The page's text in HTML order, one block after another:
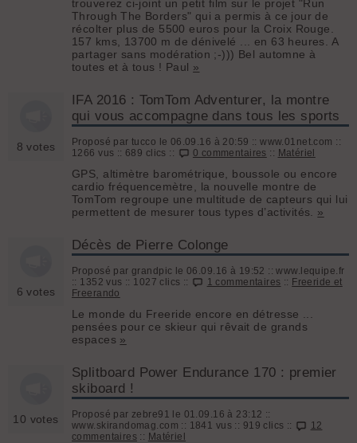
trouverez ci-joint un petit film sur le projet "Run
Through The Borders" qui a permis à ce jour de
récolter plus de 5500 euros pour la Croix Rouge.
157 kms, 13700 m de dénivelé ... en 63 heures. A
partager sans modération ;-))) Bel automne à
toutes et à tous ! Paul »
8 votes
IFA 2016 : TomTom Adventurer, la montre
qui vous accompagne dans tous les sports
Proposé par tucco le 06.09.16 à 20:59 :: www.01net.com ::
1266 vus :: 689 clics ::
0 commentaires :: Matériel
GPS, altimètre barométrique, boussole ou encore
cardio fréquencemètre, la nouvelle montre de
TomTom regroupe une multitude de capteurs qui lui
permettent de mesurer tous types d’activités. »
6 votes
Décès de Pierre Colonge
Proposé par grandpic le 06.09.16 à 19:52 :: www.lequipe.fr
:: 1352 vus :: 1027 clics ::
1 commentaires :: Freeride et
Freerando
Le monde du Freeride encore en détresse ...
pensées pour ce skieur qui rêvait de grands
espaces »
10 votes
Splitboard Power Endurance 170 : premier
skiboard !
Proposé par zebre91 le 01.09.16 à 23:12 ::
www.skirandomag.com :: 1841 vus :: 919 clics ::
12
commentaires :: Matériel